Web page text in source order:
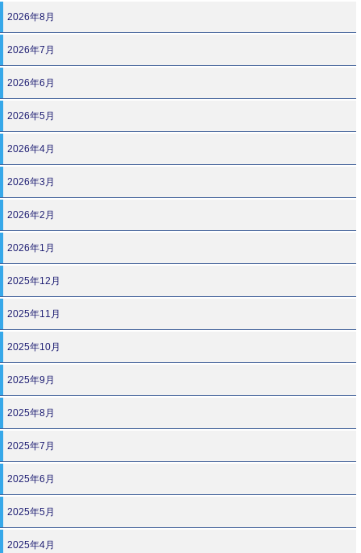
2026年8月
2026年7月
2026年6月
2026年5月
2026年4月
2026年3月
2026年2月
2026年1月
2025年12月
2025年11月
2025年10月
2025年9月
2025年8月
2025年7月
2025年6月
2025年5月
2025年4月